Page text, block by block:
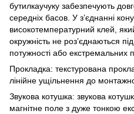
бутилкаучуку забезпечують
середніх басов. У з’єднанні
високотемпературний клей,
окружність не роз’єднаються
потужності або екстремальних
Прокладка: текстурована
лінійне ущільнення до
Звукова котушка: звукова
магнітне поле з дуже тонкою